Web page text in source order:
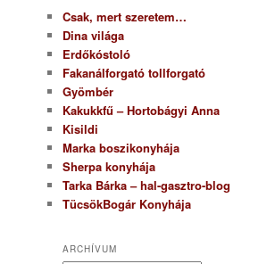
Csak, mert szeretem…
Dina világa
Erdőkóstoló
Fakanálforgató tollforgató
Gyömbér
Kakukkfű – Hortobágyi Anna
Kisildi
Marka boszikonyhája
Sherpa konyhája
Tarka Bárka – hal-gasztro-blog
TücsökBogár Konyhája
ARCHÍVUM